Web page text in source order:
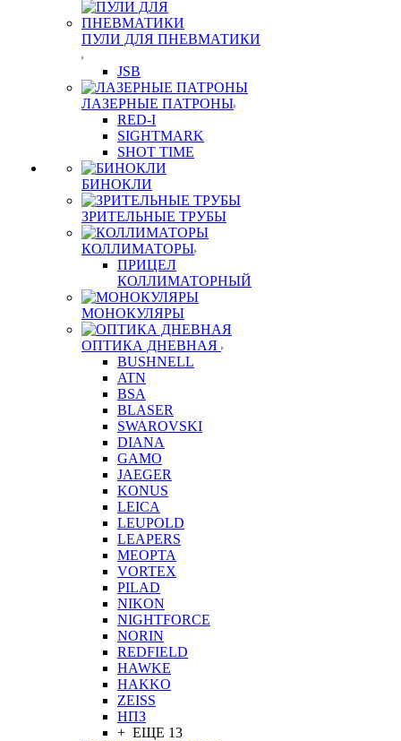
ПУЛИ ДЛЯ ПНЕВМАТИКИ
JSB
ЛАЗЕРНЫЕ ПАТРОНЫ
RED-I
SIGHTMARK
SHOT TIME
БИНОКЛИ
ЗРИТЕЛЬНЫЕ ТРУБЫ
КОЛЛИМАТОРЫ
ПРИЦЕЛ
КОЛЛИМАТОРНЫЙ
МОНОКУЛЯРЫ
ОПТИКА ДНЕВНАЯ
BUSHNELL
ATN
BSA
BLASER
SWAROVSKI
DIANA
GAMO
JAEGER
KONUS
LEICA
LEUPOLD
LEAPERS
MEOPTA
VORTEX
PILAD
NIKON
NIGHTFORCE
NORIN
REDFIELD
HAWKE
HAKKO
ZEISS
НПЗ
+ ЕЩЕ 13